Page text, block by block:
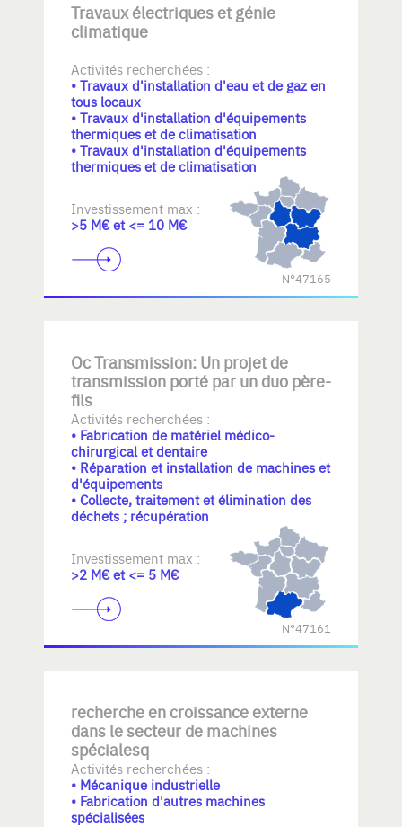
Travaux électriques et génie
climatique
Activités recherchées :
• Travaux d'installation d'eau et de gaz en
tous locaux
• Travaux d'installation d'équipements
thermiques et de climatisation
• Travaux d'installation d'équipements
thermiques et de climatisation
Investissement max :
>5 M€ et <= 10 M€
N°47165
Oc Transmission: Un projet de
transmission porté par un duo père-
fils
Activités recherchées :
• Fabrication de matériel médico-
chirurgical et dentaire
• Réparation et installation de machines et
d'équipements
• Collecte, traitement et élimination des
déchets ; récupération
Investissement max :
>2 M€ et <= 5 M€
N°47161
recherche en croissance externe
dans le secteur de machines
spécialesq
Activités recherchées :
• Mécanique industrielle
• Fabrication d'autres machines
spécialisées